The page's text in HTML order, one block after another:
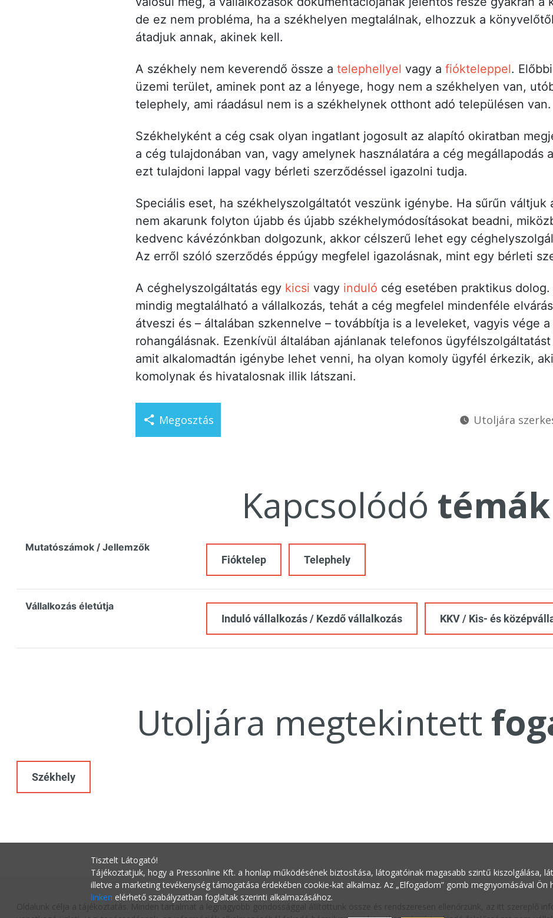
de ez nem probléma, ha a székhelyen megtalálnak, elhozzuk a
átadjuk annak, akinek kell.
A székhely nem keverendő össze a telephellyel vagy a fiókteleppel.
üzemi terület, aminek pont az a lényege, hogy nem a székhelyen van,
telephely, ami ráadásul nem is a székhelynek otthont adó településen van.
Székhelyként a cég csak olyan ingatlant jogosult az alapító okiratban
a cég tulajdonában van, vagy amelynek használatára a cég megállapodás
ezt tulajdoni lappal vagy bérleti szerződéssel igazolni tudja.
Speciális eset, ha székhelyszolgáltatót veszünk igénybe. Ha sűrűn váltjuk
nem akarunk folyton újabb és újabb székhelymódosításokat beadni,
kedvenc kávézónkban dolgozunk, akkor célszerű lehet egy
Az erről szóló szerződés éppúgy megfelel igazolásnak, mint egy bérleti
A céghelyszolgáltatás egy kicsi vagy induló cég esetében praktikus
mindig megtalálható a vállalkozás, tehát a cég megfelel mindenféle
átveszi és – általában szkennelve – továbbítja is a leveleket, vagyis vége a
rohangálásnak. Ezenkívül általában ajánlanak telefonos
amit alkalomadtán igénybe lehet venni, ha olyan komoly ügyfél érkezik,
komolynak és hivatalosnak illik látszani.
Megosztás Utoljára
Kapcsolódó témák
Mutatószámok / Jellemzők
Fióktelep Telephely
Vállalkozás életútja
Induló vállalkozás / Kezdő vállalkozás KKV / Kis- és
Utoljára megtekintett
Székhely
Oldalunk célja a tájékoztatás. Minden tartalmat a legnagyobb gondossággal állítottunk össze és rendszeresen ellenőrzünk, az itt szereplő
Tisztelt Látogató!
Tájékoztatjuk, hogy a Pressonline Kft. a honlap működésének biztosítása, látogatóinak magasabb szintű kiszolgálása,
illetve a marketing tevékenység támogatása érdekében cookie-kat alkalmaz. Az „Elfogadom” gomb megnyomásával
linken elérhető szabályzatban foglaltak szerinti alkalmazásához.